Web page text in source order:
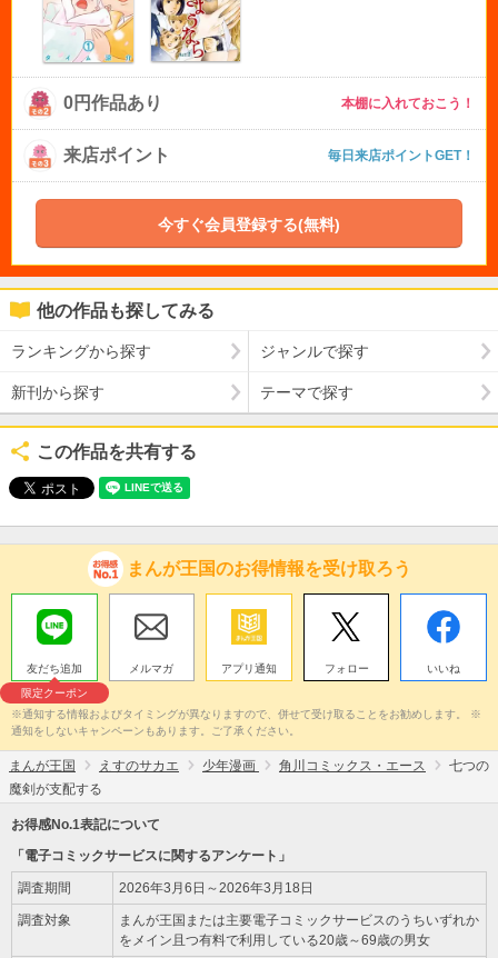
0円作品あり 本棚に入れておこう！
来店ポイント 毎日来店ポイントGET！
今すぐ会員登録する(無料)
他の作品も探してみる
ランキングから探す ジャンルで探す
新刊から探す テーマで探す
この作品を共有する
まんが王国のお得情報を受け取ろう
友だち追加
限定クーポン
メルマガ アプリ通知 フォロー いいね
※通知する情報およびタイミングが異なりますので、併せて受け取ることをお勧めします。 ※
通知をしないキャンペーンもあります。ご了承ください。
まんが王国 えすのサカエ 少年漫画 角川コミックス・エース
七つの
魔剣が支配する
お得感No.1表記について
「電子コミックサービスに関するアンケート」
調査期間 2026年3月6日～2026年3月18日
調査対象
まんが王国または主要電子コミックサービスのうちいずれか
をメイン且つ有料で利用している20歳～69歳の男女